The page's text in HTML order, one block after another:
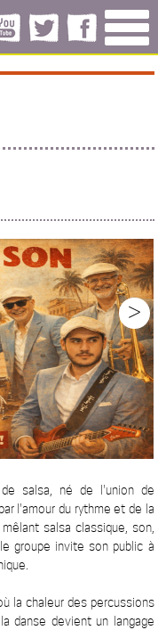
>
salsa, né de l'union de
l'amour du rythme et de la
salsa classique, son,
groupe invite son public à
la chaleur des percussions
danse devient un langage